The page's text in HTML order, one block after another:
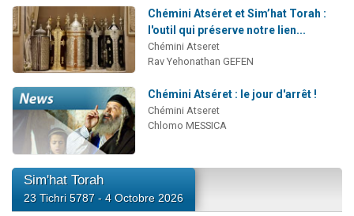
Chémini Atséret et Sim’hat Torah :
l'outil qui préserve notre lien...
Chémini Atseret
Rav Yehonathan GEFEN
Chémini Atséret : le jour d'arrêt !
Chémini Atseret
Chlomo MESSICA
Sim'hat Torah
23 Tichri 5787 - 4 Octobre 2026